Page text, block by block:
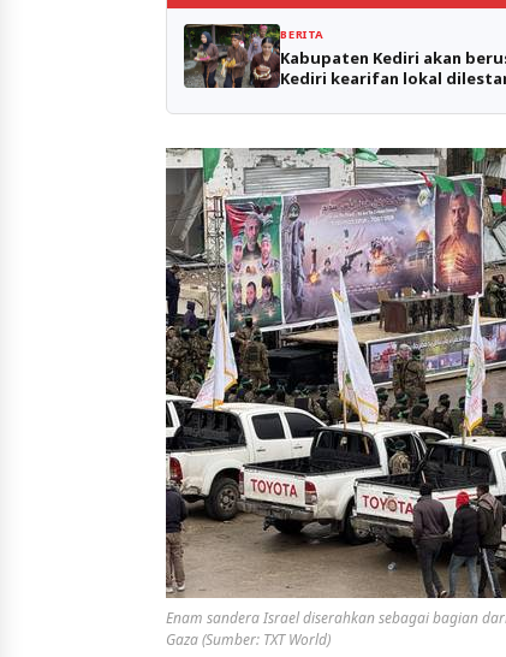
BERITA
Kabupaten Kediri akan
Kediri kearifan lokal
Enam sandera Israel diserahkan sebagai bagian
Gaza (Sumber: TXT World)